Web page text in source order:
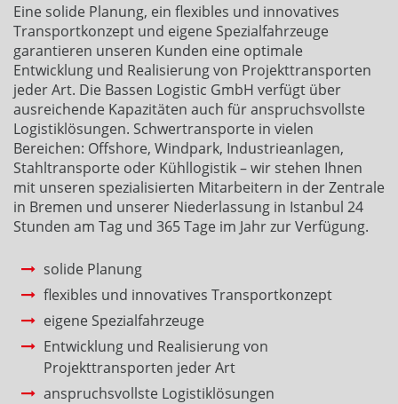
Eine solide Planung, ein flexibles und innovatives
Transportkonzept und eigene Spezialfahrzeuge
garantieren unseren Kunden eine optimale
Entwicklung und Realisierung von Projekttransporten
jeder Art. Die Bassen Logistic GmbH verfügt über
ausreichende Kapazitäten auch für anspruchsvollste
Logistiklösungen. Schwertransporte in vielen
Bereichen: Offshore, Windpark, Industrieanlagen,
Stahltransporte oder Kühllogistik – wir stehen Ihnen
mit unseren spezialisierten Mitarbeitern in der Zentrale
in Bremen und unserer Niederlassung in Istanbul 24
Stunden am Tag und 365 Tage im Jahr zur Verfügung.
solide Planung
flexibles und innovatives Transportkonzept
eigene Spezialfahrzeuge
Entwicklung und Realisierung von
Projekttransporten jeder Art
anspruchsvollste Logistiklösungen